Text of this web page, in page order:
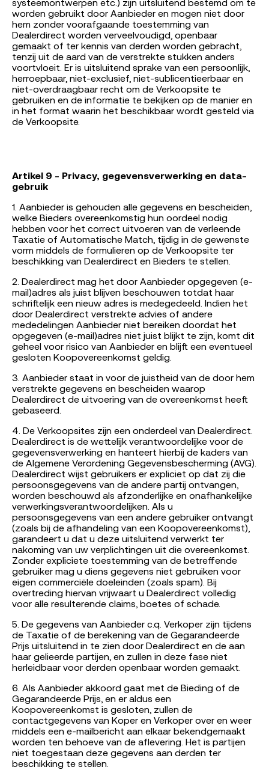
systeemontwerpen etc.) zijn uitsluitend bestemd om te
worden gebruikt door Aanbieder en mogen niet door
hem zonder voorafgaande toestemming van
Dealerdirect worden verveelvoudigd, openbaar
gemaakt of ter kennis van derden worden gebracht,
tenzij uit de aard van de verstrekte stukken anders
voortvloeit. Er is uitsluitend sprake van een persoonlijk,
herroepbaar, niet-exclusief, niet-sublicentieerbaar en
niet-overdraagbaar recht om de Verkoopsite te
gebruiken en de informatie te bekijken op de manier en
in het format waarin het beschikbaar wordt gesteld via
de Verkoopsite.
Artikel 9 - Privacy, gegevensverwerking en data-
gebruik
1. Aanbieder is gehouden alle gegevens en bescheiden,
welke Bieders overeenkomstig hun oordeel nodig
hebben voor het correct uitvoeren van de verleende
Taxatie of Automatische Match, tijdig in de gewenste
vorm middels de formulieren op de Verkoopsite ter
beschikking van Dealerdirect en Bieders te stellen.
2. Dealerdirect mag het door Aanbieder opgegeven (e-
mail)adres als juist blijven beschouwen totdat haar
schriftelijk een nieuw adres is medegedeeld. Indien het
door Dealerdirect verstrekte advies of andere
mededelingen Aanbieder niet bereiken doordat het
opgegeven (e-mail)adres niet juist blijkt te zijn, komt dit
geheel voor risico van Aanbieder en blijft een eventueel
gesloten Koopovereenkomst geldig.
3. Aanbieder staat in voor de juistheid van de door hem
verstrekte gegevens en bescheiden waarop
Dealerdirect de uitvoering van de overeenkomst heeft
gebaseerd.
4. De Verkoopsites zijn een onderdeel van Dealerdirect.
Dealerdirect is de wettelijk verantwoordelijke voor de
gegevensverwerking en hanteert hierbij de kaders van
de Algemene Verordening Gegevensbescherming (AVG).
Dealerdirect wijst gebruikers er expliciet op dat zij die
persoonsgegevens van de andere partij ontvangen,
worden beschouwd als afzonderlijke en onafhankelijke
verwerkingsverantwoordelijken. Als u
persoonsgegevens van een andere gebruiker ontvangt
(zoals bij de afhandeling van een Koopovereenkomst),
garandeert u dat u deze uitsluitend verwerkt ter
nakoming van uw verplichtingen uit die overeenkomst.
Zonder expliciete toestemming van de betreffende
gebruiker mag u diens gegevens niet gebruiken voor
eigen commerciële doeleinden (zoals spam). Bij
overtreding hiervan vrijwaart u Dealerdirect volledig
voor alle resulterende claims, boetes of schade.
5. De gegevens van Aanbieder c.q. Verkoper zijn tijdens
de Taxatie of de berekening van de Gegarandeerde
Prijs uitsluitend in te zien door Dealerdirect en de aan
haar gelieerde partijen, en zullen in deze fase niet
herleidbaar voor derden openbaar worden gemaakt.
6. Als Aanbieder akkoord gaat met de Bieding of de
Gegarandeerde Prijs, en er aldus een
Koopovereenkomst is gesloten, zullen de
contactgegevens van Koper en Verkoper over en weer
middels een e-mailbericht aan elkaar bekendgemaakt
worden ten behoeve van de aflevering. Het is partijen
niet toegestaan deze gegevens aan derden ter
beschikking te stellen.